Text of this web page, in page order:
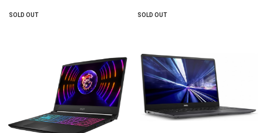
SOLD OUT SOLD OUT